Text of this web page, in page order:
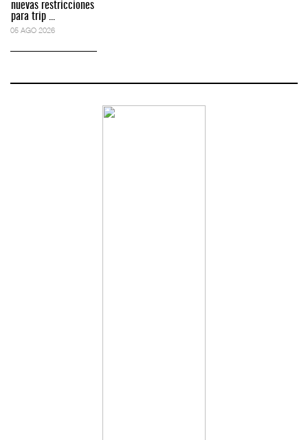
nuevas restricciones
para trip ...
05 AGO 2026